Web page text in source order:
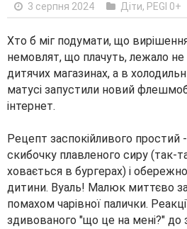
3 серпня 2024 Діти, PEGI 0+
Хто б міг подумати, що
немовлят, що плачуть, лежало
дитячих магазинах, а в
матусі запустили новий
інтернет.
Рецепт заспокійливого простий
скибочку плавленого сиру (так-
ховається в бургерах) і
дитини. Вуаль! Малюк миттєво
помахом чарівної палички.
здивованого "що це на мені?" до